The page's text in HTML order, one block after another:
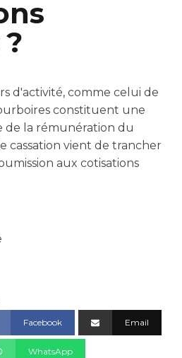
d'activité, comme celui de
constituent une
de la rémunération du
cassation vient de trancher
aux cotisations
Facebook Email
WhatsApp